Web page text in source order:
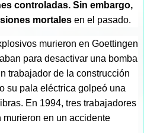
controladas. Sin embargo,
mortales en el pasado.
murieron en Goettingen
para desactivar una bomba
trabajador de la construcción
su pala eléctrica golpeó una
En 1994, tres trabajadores
en un accidente